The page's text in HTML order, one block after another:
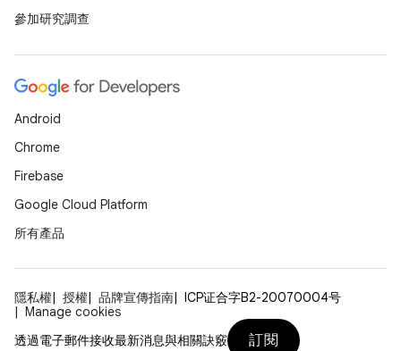
參加研究調查
Android
Chrome
Firebase
Google Cloud Platform
所有產品
隱私權 授權 品牌宣傳指南
ICP证合字B2-20070004号
Manage cookies
透過電子郵件接收最新消息與相關訣竅
訂閱